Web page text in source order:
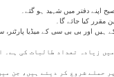
اپنے دفتر میں شہید ہو گئے۔
کے ایک سکول پر حملے میں 108 ہلاکتیں ہوئیں جن
حملے شروع کر دیئے ہیں، جن